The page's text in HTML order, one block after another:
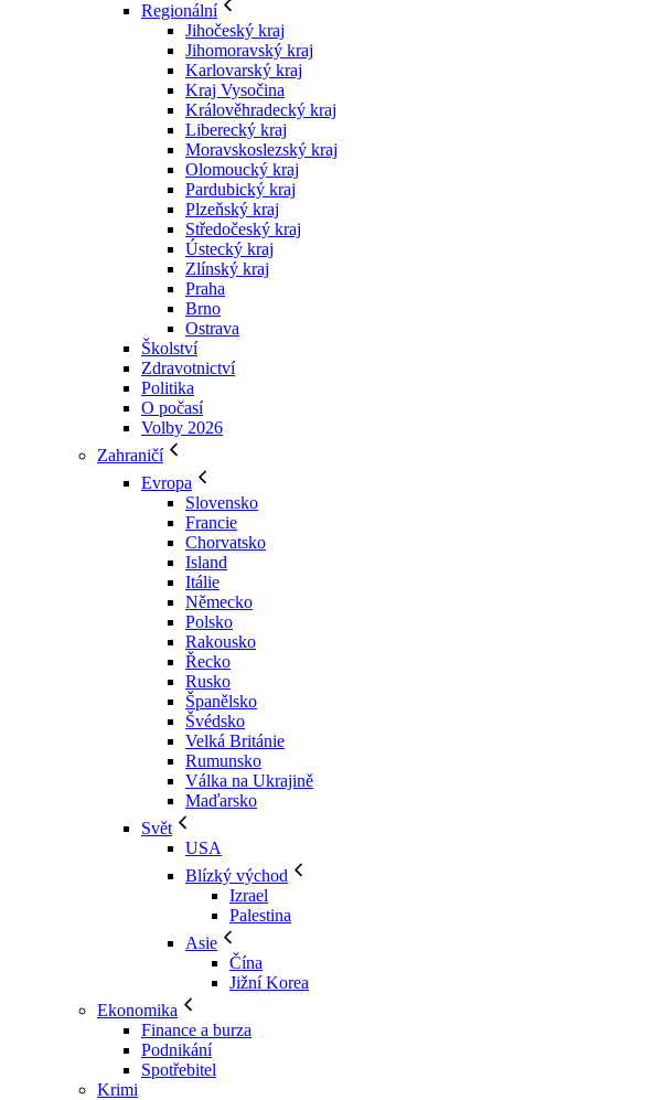
Regionální
Jihočeský kraj
Jihomoravský kraj
Karlovarský kraj
Kraj Vysočina
Králověhradecký kraj
Liberecký kraj
Moravskoslezský kraj
Olomoucký kraj
Pardubický kraj
Plzeňský kraj
Středočeský kraj
Ústecký kraj
Zlínský kraj
Praha
Brno
Ostrava
Školství
Zdravotnictví
Politika
O počasí
Volby 2026
Zahraničí
Evropa
Slovensko
Francie
Chorvatsko
Island
Itálie
Německo
Polsko
Rakousko
Řecko
Rusko
Španělsko
Švédsko
Velká Británie
Rumunsko
Válka na Ukrajině
Maďarsko
Svět
USA
Blízký východ
Izrael
Palestina
Asie
Čína
Jižní Korea
Ekonomika
Finance a burza
Podnikání
Spotřebitel
Krimi